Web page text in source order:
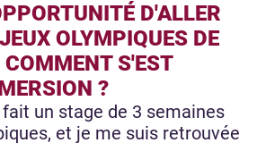
D'ALLER
OLYMPIQUES DE
S'EST
?
fait un stage de 3 semaines
et je me suis retrouvée